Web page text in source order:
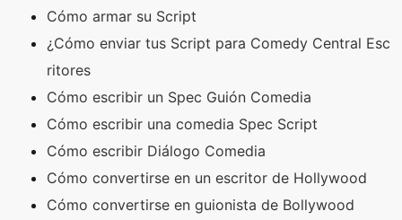
Cómo armar su Script
¿Cómo enviar tus Script para Comedy Central Esc
ritores
Cómo escribir un Spec Guión Comedia
Cómo escribir una comedia Spec Script
Cómo escribir Diálogo Comedia
Cómo convertirse en un escritor de Hollywood
Cómo convertirse en guionista de Bollywood